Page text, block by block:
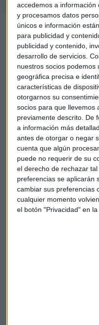
accedemos a información
y procesamos datos
únicos e información
para publicidad y
publicidad y contenido,
desarrollo de servicios.
nuestros socios podemos
geográfica precisa e
características de
otorgarnos su
socios para que llevemos
previamente descrito. De
a información más
antes de otorgar o negar
cuenta que algún
puede no requerir de su
el derecho de rechazar
preferencias se aplicarán
cambiar sus preferencias
cualquier momento
el botón "Privacidad" en
Pastor sí cree que puede
alcista del bitcoin e
previsiones que lo ven en
años.
Para ello se apoya en la
las últimas divisiones. En
“halving”, un bitcoin
cotizaba a 1.139 dólares.
En 2016, un bitcoin
llegó a subir hasta los
máximos en 2017.
Ahora está en torno a
Bitcoin representa
economía, unos 240.000